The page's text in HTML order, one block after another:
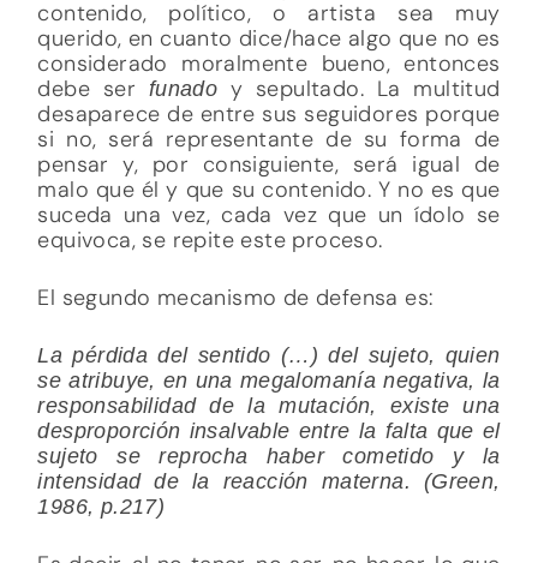
contenido, político, o artista sea muy
querido, en cuanto dice/hace algo que no es
considerado moralmente bueno, entonces
debe ser
funado y sepultado. La multitud
desaparece de entre sus seguidores porque
si no, será representante de su forma de
pensar y, por consiguiente, será igual de
malo que él y que su contenido. Y no es que
suceda una vez, cada vez que un ídolo se
equivoca, se repite este proceso.
El segundo mecanismo de defensa es:
La pérdida del sentido (…) del sujeto, quien
se atribuye, en una megalomanía negativa, la
responsabilidad de la mutación, existe una
desproporción insalvable entre la falta que el
sujeto se reprocha haber cometido y la
intensidad de la reacción materna. (Green,
1986, p.217)